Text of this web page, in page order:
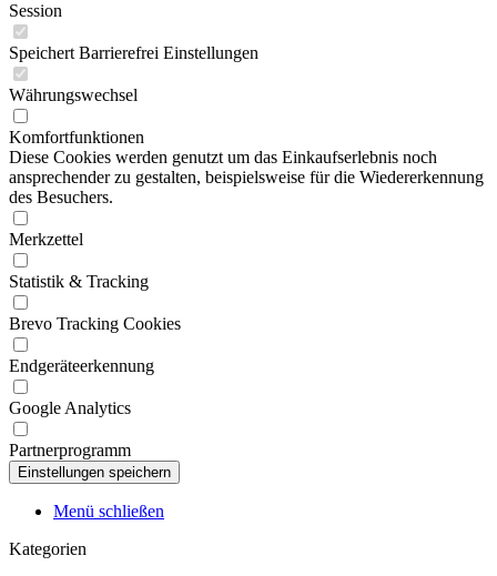
Session
Speichert Barrierefrei Einstellungen
Währungswechsel
Komfortfunktionen
Diese Cookies werden genutzt um das Einkaufserlebnis noch
ansprechender zu gestalten, beispielsweise für die Wiedererkennung
des Besuchers.
Merkzettel
Statistik & Tracking
Brevo Tracking Cookies
Endgeräteerkennung
Google Analytics
Partnerprogramm
Menü schließen
Kategorien